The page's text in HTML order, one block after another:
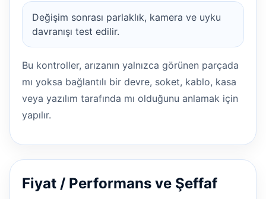
Değişim sonrası parlaklık, kamera ve uyku
davranışı test edilir.
Bu kontroller, arızanın yalnızca görünen parçada
mı yoksa bağlantılı bir devre, soket, kablo, kasa
veya yazılım tarafında mı olduğunu anlamak için
yapılır.
Fiyat / Performans ve Şeffaf